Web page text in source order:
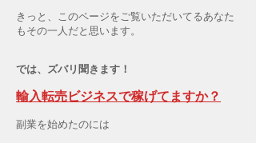
きっと、このページをご覧いただいてるあなた
もその一人だと思います。
では、ズバリ聞きます！
輸入転売ビジネスで稼げてますか？
副業を始めたのには